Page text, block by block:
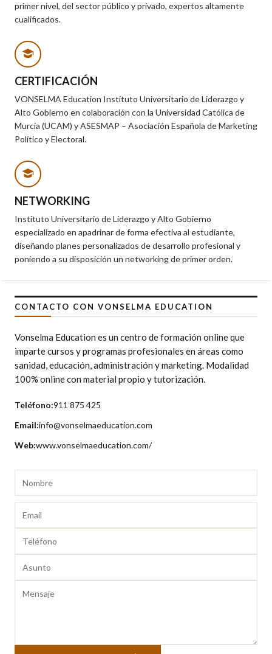
primer nivel, del sector público y privado, expertos altamente
cualificados.
CERTIFICACIÓN
VONSELMA Education Instituto Universitario de Liderazgo y
Alto Gobierno en colaboración con la Universidad Católica de
Murcia (UCAM) y ASESMAP – Asociación Española de Marketing
Político y Electoral.
NETWORKING
Instituto Universitario de Liderazgo y Alto Gobierno
especializado en apadrinar de forma efectiva al estudiante,
diseñando planes personalizados de desarrollo profesional y
poniendo a su disposición un networking de primer orden.
CONTACTO CON VONSELMA EDUCATION
Vonselma Education es un centro de formación online que
imparte cursos y programas profesionales en áreas como
sanidad, educación, administración y marketing. Modalidad
100% online con material propio y tutorización.
Teléfono:911 875 425
Email:info@vonselmaeducation.com
Web:www.vonselmaeducation.com/